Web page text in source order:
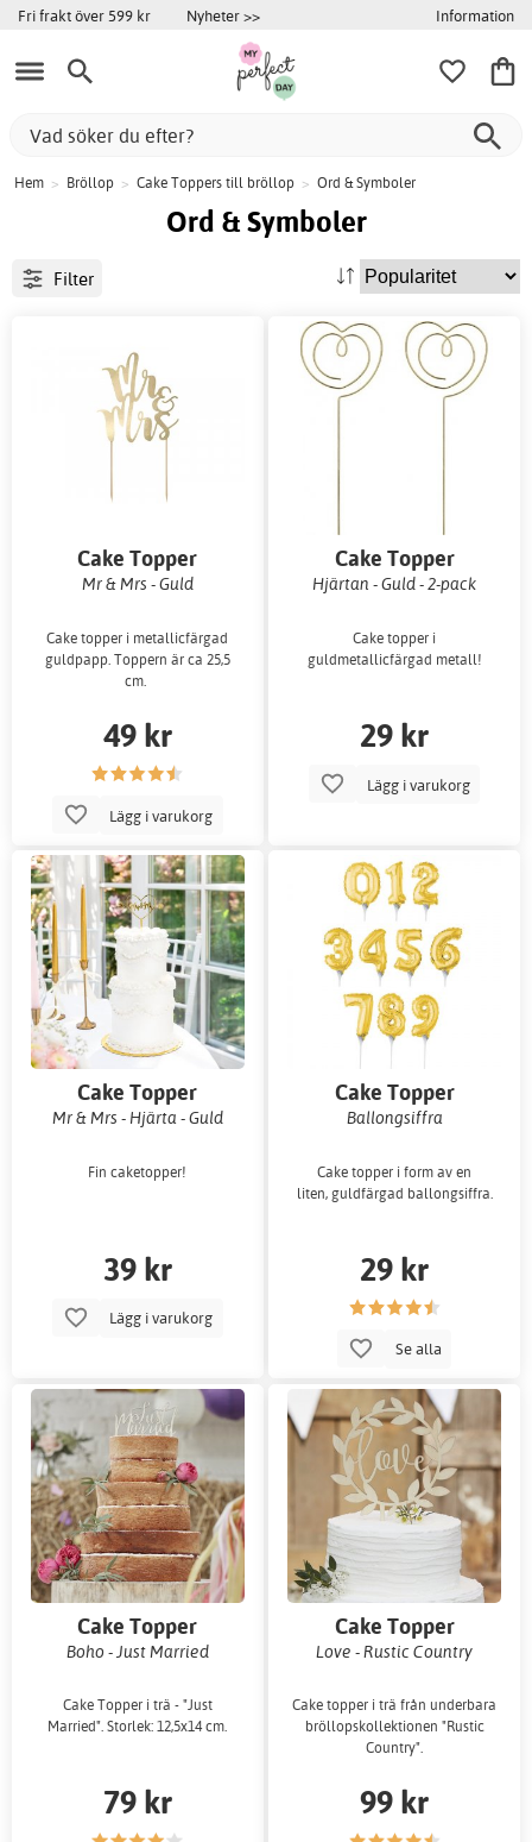
Fri frakt över 599 kr Nyheter >> Information
Hem > Bröllop > Cake Toppers till bröllop > Ord & Symboler
Ord & Symboler
Filter
Cake Topper
Mr & Mrs - Guld
Cake topper i metallicfärgad
guldpapp. Toppern är ca 25,5
cm.
49 kr
Lägg i varukorg
Cake Topper
Hjärtan - Guld - 2-pack
Cake topper i
guldmetallicfärgad metall!
29 kr
Lägg i varukorg
Cake Topper
Mr & Mrs - Hjärta - Guld
Fin caketopper!
39 kr
Lägg i varukorg
Cake Topper
Ballongsiffra
Cake topper i form av en
liten, guldfärgad ballongsiffra.
29 kr
Se alla
Cake Topper
Boho - Just Married
Cake Topper i trä - "Just
Married". Storlek: 12,5x14 cm.
79 kr
Cake Topper
Love - Rustic Country
Cake topper i trä från underbara
bröllopskollektionen "Rustic
Country".
99 kr